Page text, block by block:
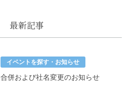
最新記事
イベントを探す・お知らせ
合併および社名変更のお知らせ